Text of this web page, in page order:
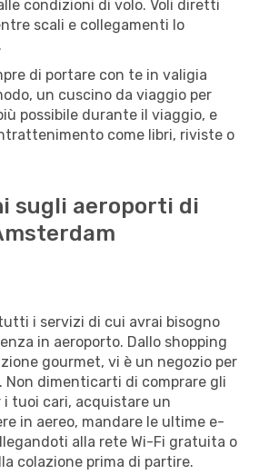
condizioni di volo. Voli diretti
scali e collegamenti lo
di portare con te in valigia
un cuscino da viaggio per
possibile durante il viaggio, e
come libri, riviste o
sugli aeroporti di
i servizi di cui avrai bisogno
in aeroporto. Dallo shopping
gourmet, vi è un negozio per
Non dimenticarti di comprare gli
tuoi cari, acquistare un
in aereo, mandare le ultime e-
alla rete Wi-Fi gratuita o
colazione prima di partire.